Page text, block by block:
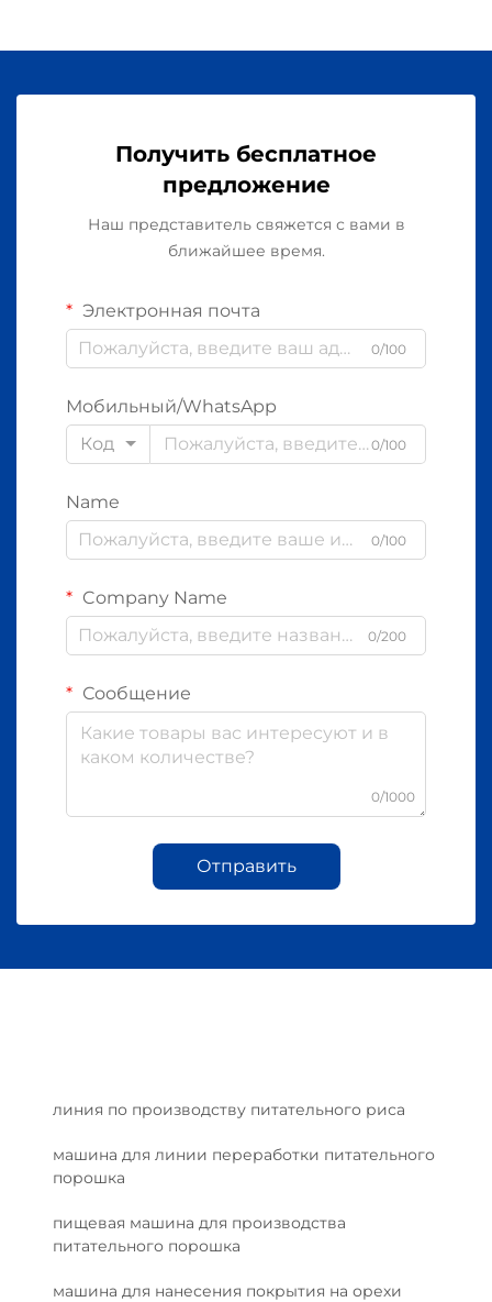
Получить бесплатное
предложение
Наш представитель свяжется с вами в
ближайшее время.
Электронная почта
0/100
Мобильный/WhatsApp
Код
0/100
Name
0/100
Company Name
0/200
Сообщение
0/1000
Отправить
линия по производству питательного риса
машина для линии переработки питательного
порошка
пищевая машина для производства
питательного порошка
машина для нанесения покрытия на орехи